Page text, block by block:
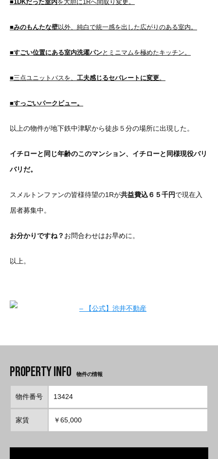
■1DKだった室内 を大胆に1Rへ間取り変更。
■みのもんたな壁以外、純白で統一感を出した広がりのある室内。
■すごい位置にある室内洗濯パンとミニマムを極めたキッチン。
■三点ユニットバスを、 工夫感じるセパレートに変更。
■すっごいパークビュー。
以上の物件が地下鉄中津駅から徒歩５分の場所に出現した。
イチローと同じ年齢のこのマンション、イチローと同様現役バリ
バリだ。
スメルトンファンの皆様待望の1Rが共益費込６５千円で現在入
居者募集中。
お分かりですね？ お問合わせはお早めに。
以上。
物件の情報
物件番号 13424
家賃 ￥65,000